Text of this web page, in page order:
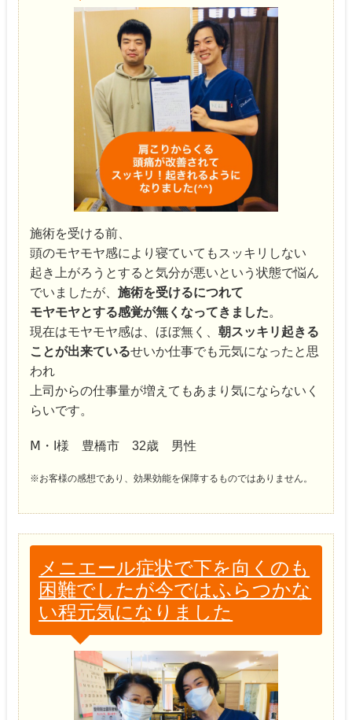
施術を受ける前、
頭のモヤモヤ感により寝ていてもスッキリしない
起き上がろうとすると気分が悪いという状態で悩ん
でいましたが、施術を受けるにつれて
モヤモヤとする感覚が無くなってきました。
現在はモヤモヤ感は、ほぼ無く、朝スッキリ起きる
ことが出来ているせいか仕事でも元気になったと思
われ
上司からの仕事量が増えてもあまり気にならないく
らいです。
Ⅿ・I様 豊橋市 32歳 男性
※お客様の感想であり、効果効能を保障するものではありません。
メニエール症状で下を向くのも
困難でしたが今ではふらつかな
い程元気になりました